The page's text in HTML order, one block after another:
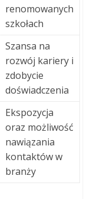
renomowanych
szkołach
Szansa na
rozwój kariery i
zdobycie
doświadczenia
Ekspozycja
oraz możliwość
nawiązania
kontaktów w
branży